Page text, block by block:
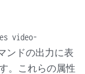
video-
ンドの出力に表
。これらの属性